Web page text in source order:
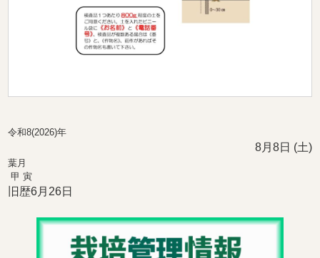
令和8(2026)年
8月8日 (土)
葉月
甲 寅
旧歴6月26日